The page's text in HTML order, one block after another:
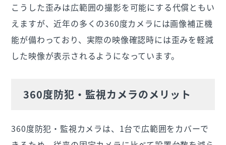
こうした歪みは広範囲の撮影を可能にする代償ともい
えますが、近年の多くの360度カメラには画像補正機
能が備わっており、実際の映像確認時には歪みを軽減
した映像が表示されるようになっています。
360度防犯・監視カメラのメリット
360度防犯・監視カメラは、1台で広範囲をカバーで